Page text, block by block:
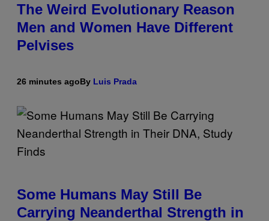
The Weird Evolutionary Reason
Men and Women Have Different
Pelvises
26 minutes agoBy Luis Prada
Some Humans May Still Be
Carrying Neanderthal Strength in